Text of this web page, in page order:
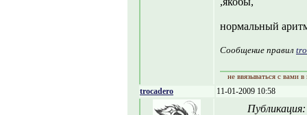
нормальный
Сообщение правил
не ввязываться с вами
trocadero 11-01-2009 10:58